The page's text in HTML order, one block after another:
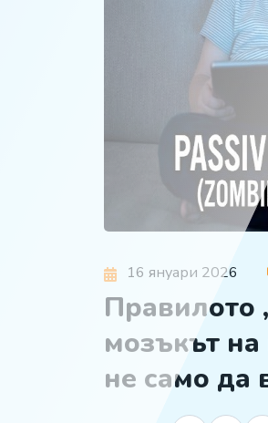
16 януари 2026
Правилото
мозъкът
не само да